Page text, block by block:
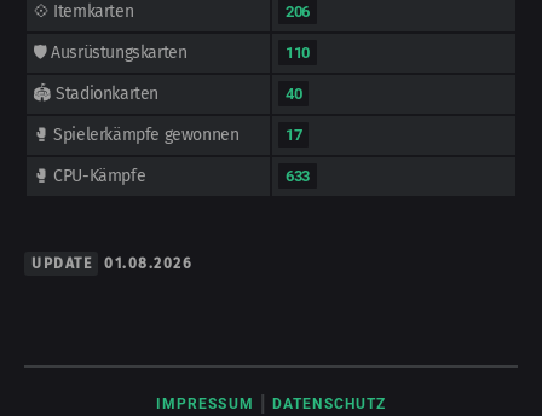
💠 Itemkarten 206
🛡️ Ausrüstungskarten 110
🏟️ Stadionkarten 40
🥊 Spielerkämpfe gewonnen 17
🥊 CPU-Kämpfe 633
UPDATE 01.08.2026
IMPRESSUM DATENSCHUTZ